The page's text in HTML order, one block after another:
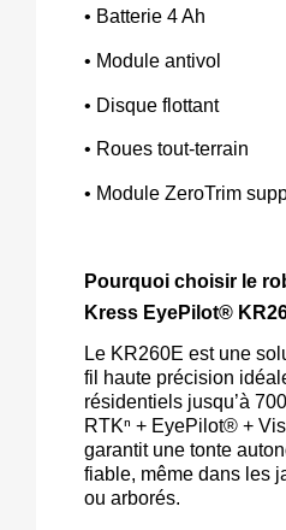
• Batterie 4 Ah
• Module antivol
• Disque flottant
• Roues tout‑terrain
• Module ZeroTrim
Pourquoi choisir le
Kress EyePilot®
Le KR260E est une
fil haute précision
résidentiels jusqu’à
RTKⁿ + EyePilot® +
garantit une tonte
fiable, même dans les
ou arborés.